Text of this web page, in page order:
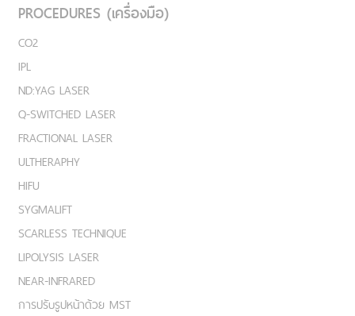
PROCEDURES (เครื่องมือ)
CO2
IPL
ND:YAG LASER
Q-SWITCHED LASER
FRACTIONAL LASER
ULTHERAPHY
HIFU
SYGMALIFT
SCARLESS TECHNIQUE
LIPOLYSIS LASER
NEAR-INFRARED
การปรับรูปหน้าด้วย MST